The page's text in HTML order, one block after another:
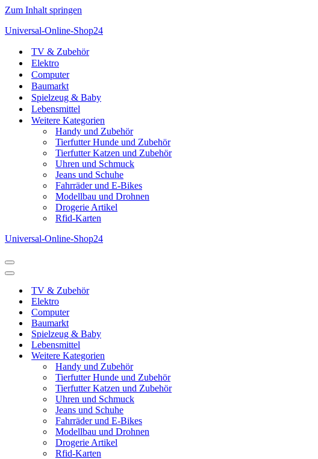
Zum Inhalt springen
Universal-Online-Shop24
TV & Zubehör
Elektro
Computer
Baumarkt
Spielzeug & Baby
Lebensmittel
Weitere Kategorien
Handy und Zubehör
Tierfutter Hunde und Zubehör
Tierfutter Katzen und Zubehör
Uhren und Schmuck
Jeans und Schuhe
Fahrräder und E-Bikes
Modellbau und Drohnen
Drogerie Artikel
Rfid-Karten
Universal-Online-Shop24
Navigationsmenü
Navigationsmenü
TV & Zubehör
Elektro
Computer
Baumarkt
Spielzeug & Baby
Lebensmittel
Weitere Kategorien
Handy und Zubehör
Tierfutter Hunde und Zubehör
Tierfutter Katzen und Zubehör
Uhren und Schmuck
Jeans und Schuhe
Fahrräder und E-Bikes
Modellbau und Drohnen
Drogerie Artikel
Rfid-Karten